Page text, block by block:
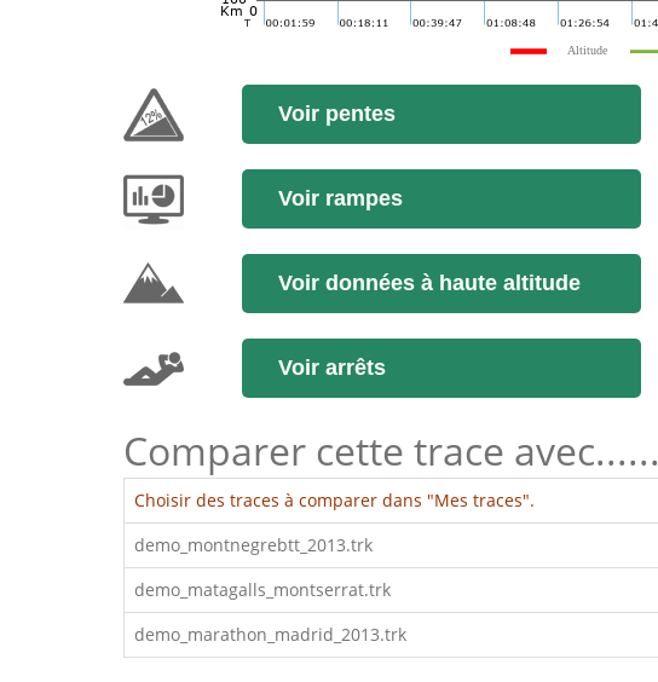
Altitude
Voir pentes
Voir rampes
Voir données à haute altitude
Voir arrêts
Comparer cette trace avec......
Choisir des traces à comparer dans "Mes traces".
demo_montnegrebtt_2013.trk
demo_matagalls_montserrat.trk
demo_marathon_madrid_2013.trk